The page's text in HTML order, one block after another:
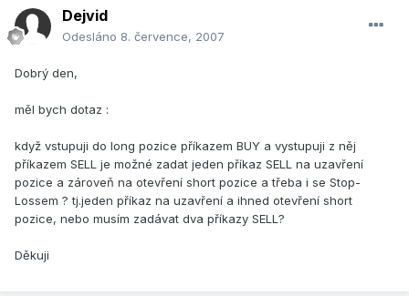
Dejvid
Odesláno 8. července, 2007
Dobrý den,
měl bych dotaz :
když vstupuji do long pozice příkazem BUY a vystupuji z něj
příkazem SELL je možné zadat jeden příkaz SELL na uzavření
pozice a zároveň na otevření short pozice a třeba i se Stop-
Lossem ? tj.jeden příkaz na uzavření a ihned otevření short
pozice, nebo musím zadávat dva příkazy SELL?
Děkuji